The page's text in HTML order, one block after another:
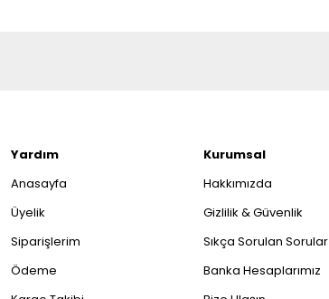
Yardım
Anasayfa
Üyelik
Siparişlerim
Ödeme
Kurumsal
Hakkımızda
Gizlilik & Güvenlik
Sıkça Sorulan Sorular
Banka Hesaplarımız